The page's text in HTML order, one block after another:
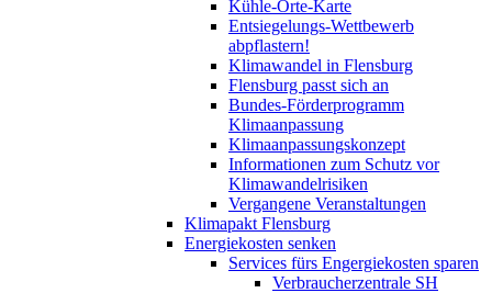
Kühle-Orte-Karte
Entsiegelungs-Wettbewerb
abpflastern!
Klimawandel in Flensburg
Flensburg passt sich an
Bundes-Förderprogramm
Klimaanpassung
Klimaanpassungskonzept
Informationen zum Schutz vor
Klimawandelrisiken
Vergangene Veranstaltungen
Klimapakt Flensburg
Energiekosten senken
Services fürs Engergiekosten sparen
Verbraucherzentrale SH